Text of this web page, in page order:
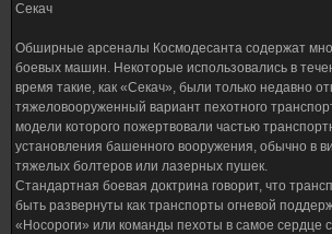
Секач
Обширные арсеналы Космодесанта содержат
боевых машин. Некоторые использовались в
время такие, как «Секач», были только недавно
тяжеловооруженный вариант пехотного
модели которого пожертвовали частью
установления башенного вооружения, обычно в
тяжелых болтеров или лазерных пушек.
Стандартная боевая доктрина говорит, что
быть развернуты как транспорты огневой
«Носороги» или команды пехоты в самое сердце